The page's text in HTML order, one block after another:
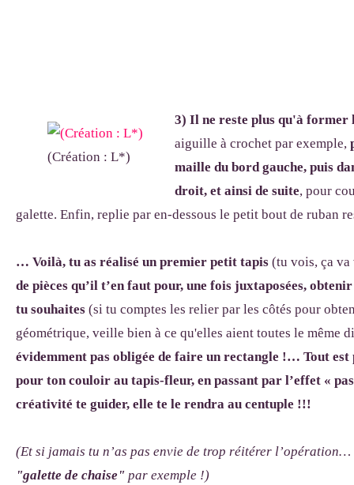
(Création : L*)
3) Il ne reste plus qu'à former
aiguille à crochet par exemple,
maille du bord gauche, puis
droit, et ainsi de suite, pour
galette. Enfin, replie par en-dessous le petit bout de ruban
… Voilà, tu as réalisé un premier petit tapis (tu vois, ça
de pièces qu’il t’en faut pour, une fois juxtaposées,
tu souhaites (si tu comptes les relier par les côtés pour
géométrique, veille bien à ce qu'elles aient toutes le même
évidemment pas obligée de faire un rectangle !… Tout est
pour ton couloir au tapis-fleur, en passant par l’effet «
créativité te guider, elle te le rendra au centuple !!!
(Et si jamais tu n’as pas envie de trop réitérer
"galette de chaise" par exemple !)